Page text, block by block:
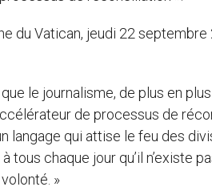
du Vatican, jeudi 22 septembre
le journalisme, de plus en
de processus de
langage qui attise le feu des
tous chaque jour qu’il n’existe
»